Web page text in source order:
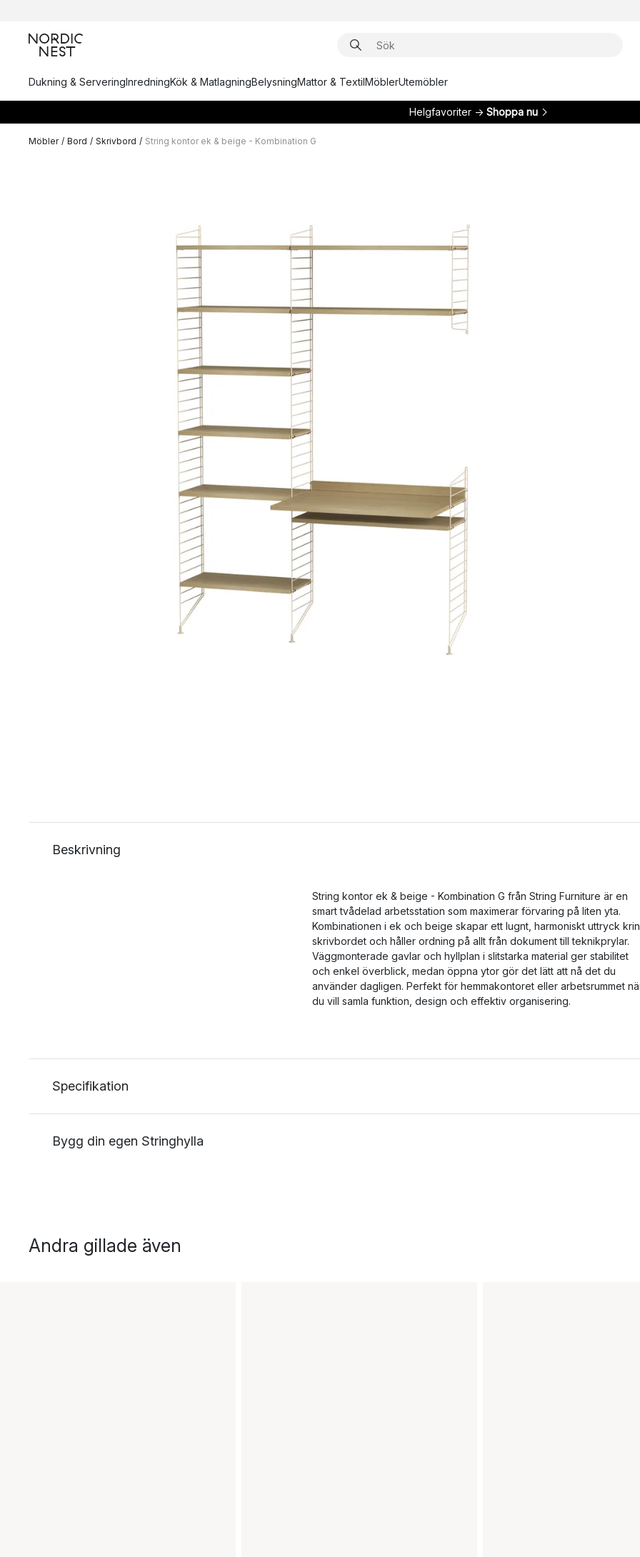
Dukning & ServeringInredningKök & MatlagningBelysningMattor & TextilMöblerUtemöbler
Helgfavoriter → Shoppa nu
Möbler / Bord / Skrivbord / String kontor ek & beige - Kombination G
Beskrivning
String kontor ek & beige - Kombination G från String Furniture är en
smart tvådelad arbetsstation som maximerar förvaring på liten yta.
Kombinationen i ek och beige skapar ett lugnt, harmoniskt uttryck
skrivbordet och håller ordning på allt från dokument till teknikprylar.
Väggmonterade gavlar och hyllplan i slitstarka material ger stabilitet
och enkel överblick, medan öppna ytor gör det lätt att nå det du
använder dagligen. Perfekt för hemmakontoret eller arbetsrummet
du vill samla funktion, design och effektiv organisering.
Specifikation
Bygg din egen Stringhylla
Andra gillade även